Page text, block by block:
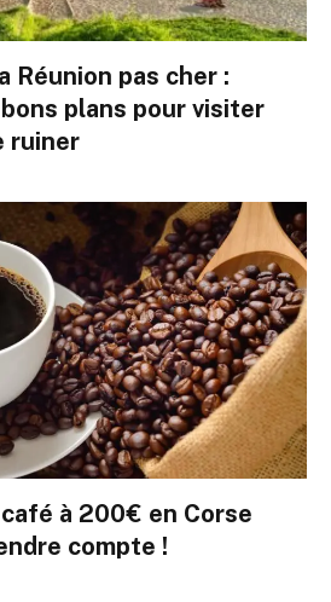
Réunion pas cher :
plans pour visiter
ruiner
à 200€ en Corse
compte !